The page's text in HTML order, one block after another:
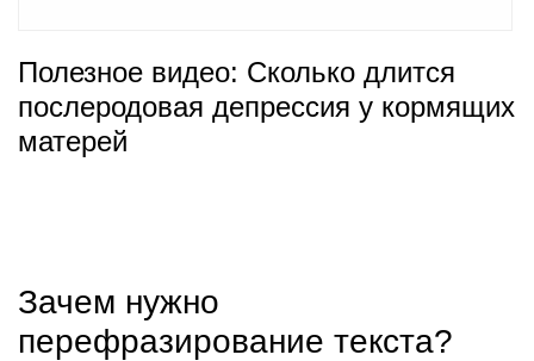
Полезное видео: Сколько длится
послеродовая депрессия у кормящих
матерей
Зачем нужно
перефразирование текста?